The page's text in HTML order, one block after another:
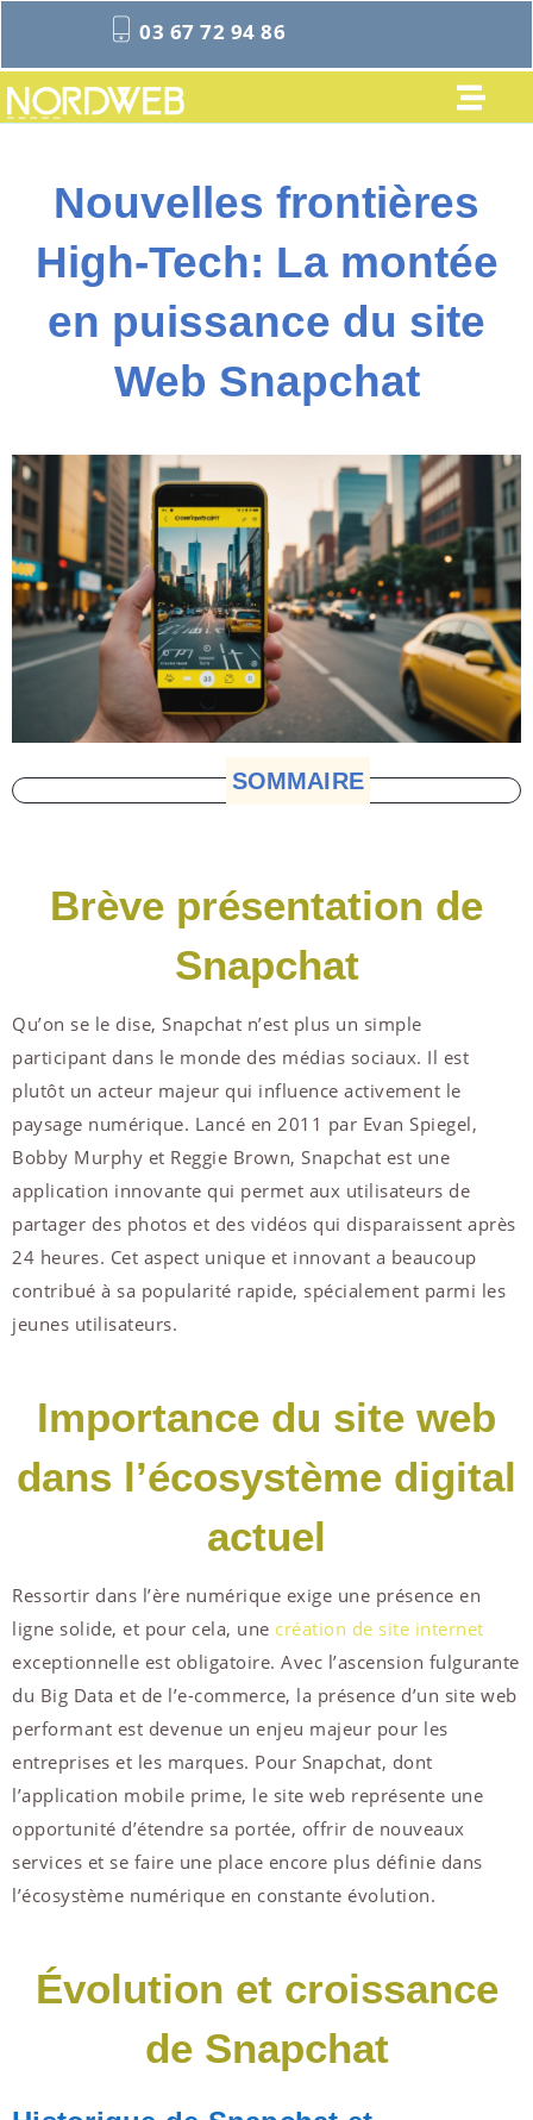
03 67 72 94 86
Nouvelles frontières
High-Tech: La montée
en puissance du site
Web Snapchat
SOMMAIRE
Brève présentation de
Snapchat
Qu’on se le dise, Snapchat n’est plus un simple
participant dans le monde des médias sociaux. Il est
plutôt un acteur majeur qui influence activement le
paysage numérique. Lancé en 2011 par Evan Spiegel,
Bobby Murphy et Reggie Brown, Snapchat est une
application innovante qui permet aux utilisateurs de
partager des photos et des vidéos qui disparaissent après
24 heures. Cet aspect unique et innovant a beaucoup
contribué à sa popularité rapide, spécialement parmi les
jeunes utilisateurs.
Importance du site web
dans l’écosystème digital
actuel
Ressortir dans l’ère numérique exige une présence en
ligne solide, et pour cela, une création de site internet
exceptionnelle est obligatoire. Avec l’ascension fulgurante
du Big Data et de l’e-commerce, la présence d’un site web
performant est devenue un enjeu majeur pour les
entreprises et les marques. Pour Snapchat, dont
l’application mobile prime, le site web représente une
opportunité d’étendre sa portée, offrir de nouveaux
services et se faire une place encore plus définie dans
l’écosystème numérique en constante évolution.
Évolution et croissance
de Snapchat